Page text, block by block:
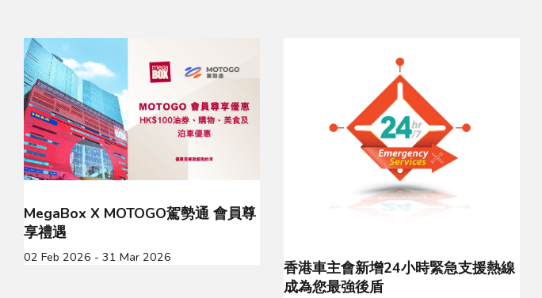
MegaBox X MOTOGO駕勢通 會員尊
享禮遇
02 Feb 2026 - 31 Mar 2026
香港車主會新增24小時緊急支援熱線
成為您最強後盾